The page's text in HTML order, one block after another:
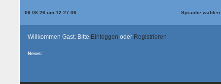
09.08.26 um 12:27:36 Sprache
Willkommen Gast. Bitte Einloggen oder Registrieren
News: